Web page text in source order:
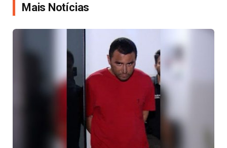
Mais Notícias